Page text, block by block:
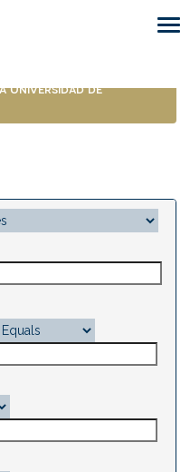
Universidad de